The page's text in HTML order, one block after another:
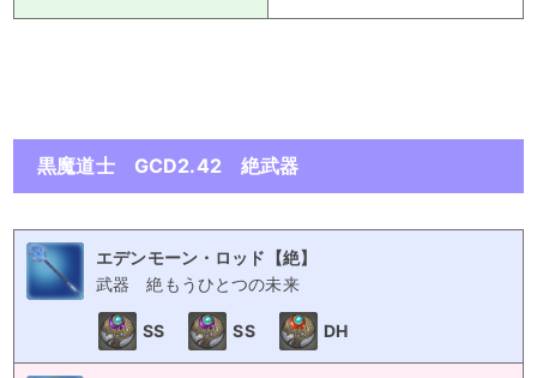
黒魔道士 GCD2.42 絶武器
エデンモーン・ロッド【絶】
武器
絶もうひとつの未来
SS SS DH